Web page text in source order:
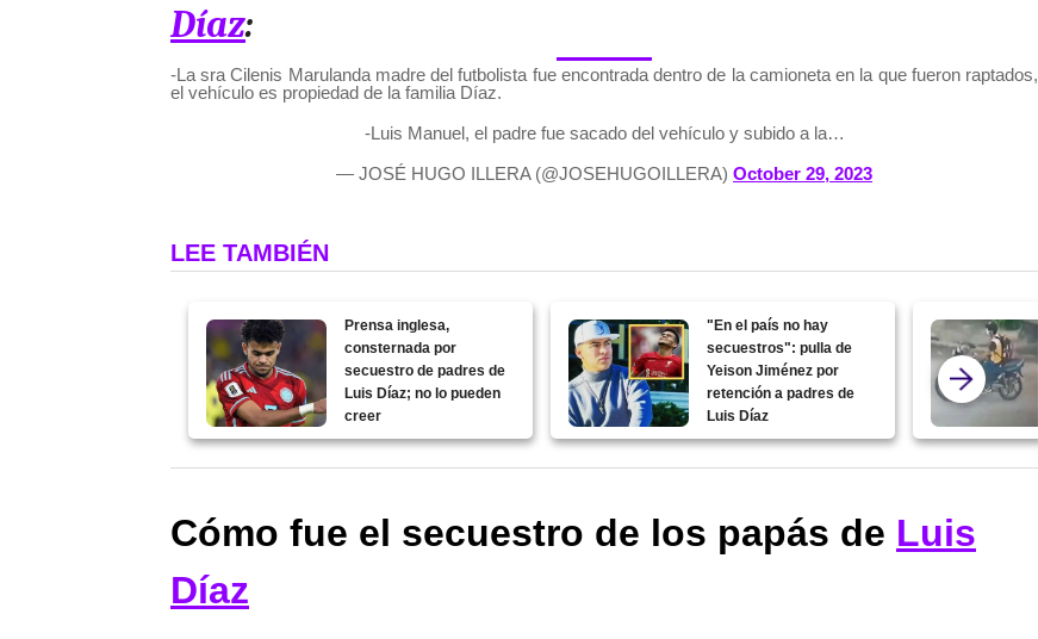
Díaz:
-La sra Cilenis Marulanda madre del futbolista fue encontrada dentro de la camioneta en la que fueron raptados,
el vehículo es propiedad de la familia Díaz.
-Luis Manuel, el padre fue sacado del vehículo y subido a la…
— JOSÉ HUGO ILLERA (@JOSEHUGOILLERA) October 29, 2023
LEE TAMBIÉN
Prensa inglesa,
consternada por
secuestro de padres de
Luis Díaz; no lo pueden
creer
"En el país no hay
secuestros": pulla de
Yeison Jiménez por
retención a padres de
Luis Díaz
Cómo fue el secuestro de los papás de Luis
Díaz